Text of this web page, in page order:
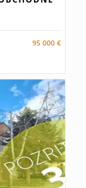
95 000 €